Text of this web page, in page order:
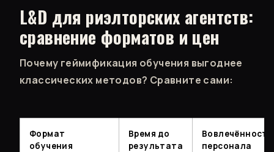
L&D для риэлторских агентств:
сравнение форматов и цен
Почему геймификация обучения выгоднее
классических методов? Сравните сами:
Формат
обучения
Время до
результата
Вовлечённость
персонала